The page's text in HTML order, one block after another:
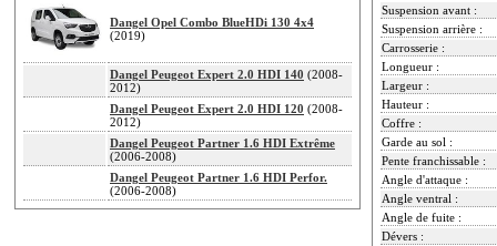
Dangel Opel Combo BlueHDi 130 4x4
(2019)
Dangel Peugeot Expert 2.0 HDI 140 (2008-
2012)
Dangel Peugeot Expert 2.0 HDI 120 (2008-
2012)
Dangel Peugeot Partner 1.6 HDI Extrême
(2006-2008)
Dangel Peugeot Partner 1.6 HDI Perfor.
(2006-2008)
Suspension avant :
Suspension arrière :
Carrosserie :
Longueur :
Largeur :
Hauteur :
Coffre :
Garde au sol :
Pente franchissable :
Angle d'attaque :
Angle ventral :
Angle de fuite :
Dévers :